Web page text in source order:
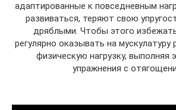
адаптированные к повседневным
развиваться, теряют свою
дряблыми. Чтобы этого
регулярно оказывать на мускулатуру
физическую нагрузку, выполняя
упражнения с